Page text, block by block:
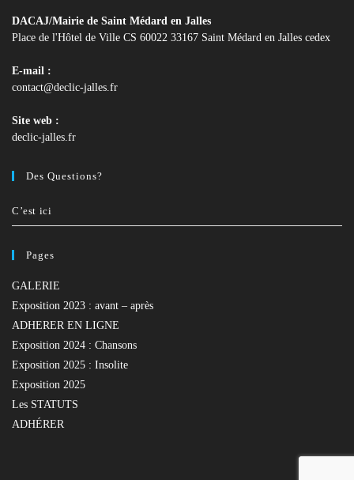
DACAJ/Mairie de Saint Médard en Jalles
Place de l'Hôtel de Ville CS 60022 33167 Saint Médard en Jalles cedex
E-mail :
contact@declic-jalles.frS’ouvre
Site web :
declic-jalles.fr
Des Questions?
C’est ici
Pages
GALERIE
Exposition 2023 : avant – après
ADHERER EN LIGNE
Exposition 2024 : Chansons
Exposition 2025 : Insolite
Exposition 2025
Les STATUTS
ADHÉRER